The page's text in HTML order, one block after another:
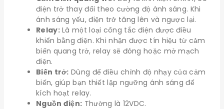
điện trở thay đổi theo cường độ ánh sáng. Khi
ánh sáng yếu, điện trở tăng lên và ngược lại.
Relay:Là một loại công tắc điện được điều
khiển bằng điện. Khi nhận được tín hiệu từ cảm
biến quang trở, relay sẽ đóng hoặc mở mạch
điện.
Biến trở: Dùng để điều chỉnh độ nhạy của cảm
biến, giúp bạn thiết lập ngưỡng ánh sáng để
kích hoạt relay.
Nguồn điện: Thường là 12VDC.